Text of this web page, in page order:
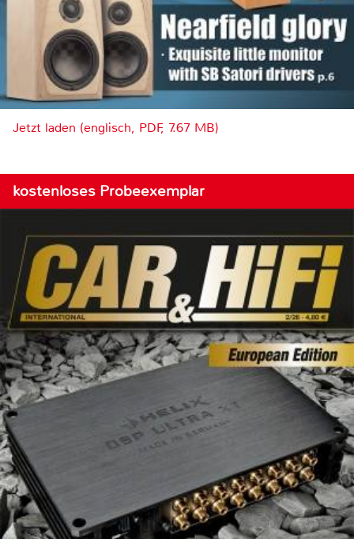
Jetzt laden (englisch, PDF, 7.67 MB)
kostenloses Probeexemplar